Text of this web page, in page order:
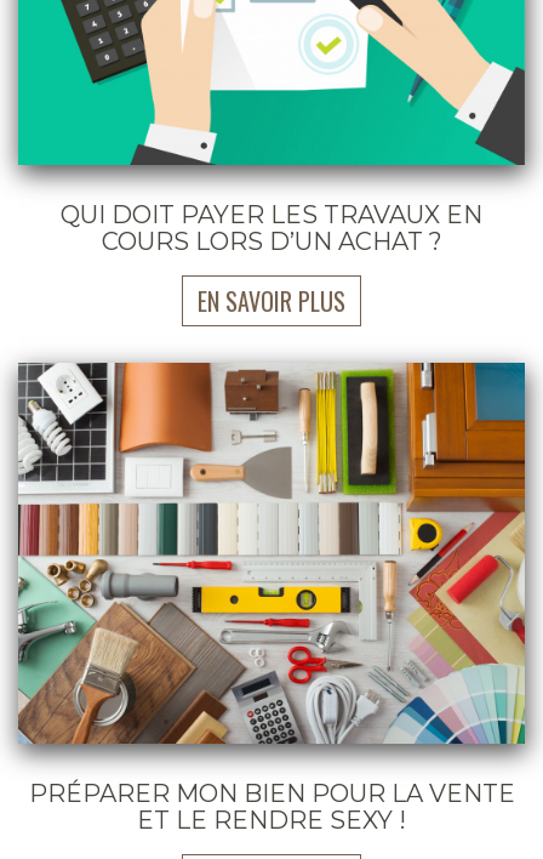
QUI DOIT PAYER LES TRAVAUX EN
COURS LORS D’UN ACHAT ?
EN SAVOIR PLUS
PRÉPARER MON BIEN POUR LA VENTE
ET LE RENDRE SEXY !